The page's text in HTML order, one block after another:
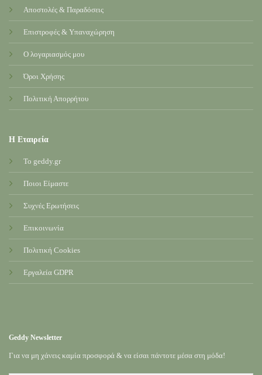
Αποστολές & Παραδόσεις
Επιστροφές & Υπαναχώρηση
Ο λογαριασμός μου
Όροι Χρήσης
Πολιτική Απορρήτου
Η Εταιρεία
Το geddy.gr
Ποιοι Είμαστε
Συχνές Ερωτήσεις
Επικοινωνία
Πολιτική Cookies
Εργαλεία GDPR
Geddy Newsletter
Για να μη χάνεις καμία προσφορά & να είσαι πάντοτε μέσα στη μόδα!